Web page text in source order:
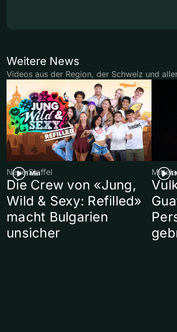
Weitere News
Videos aus der Region, der Schweiz und
1 Min
Neue Staffel
Die Crew von «Jung,
Wild & Sexy: Refilled»
macht Bulgarien
unsicher
1